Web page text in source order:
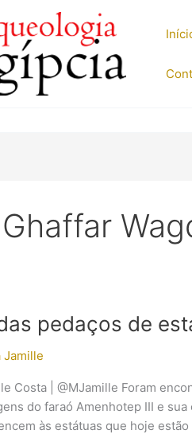
pedaços de
Jamille
Costa | @MJamille Foram
do faraó Amenhotep III e
às estátuas que hoje